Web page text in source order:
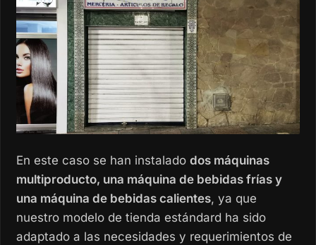
En este caso se han instaladodos máquinas
multiproducto, una máquina de bebidas frías y
una máquina de bebidas calientes, ya que
nuestro modelo de tienda estándard ha sido
adaptado a las necesidades y requerimientos de